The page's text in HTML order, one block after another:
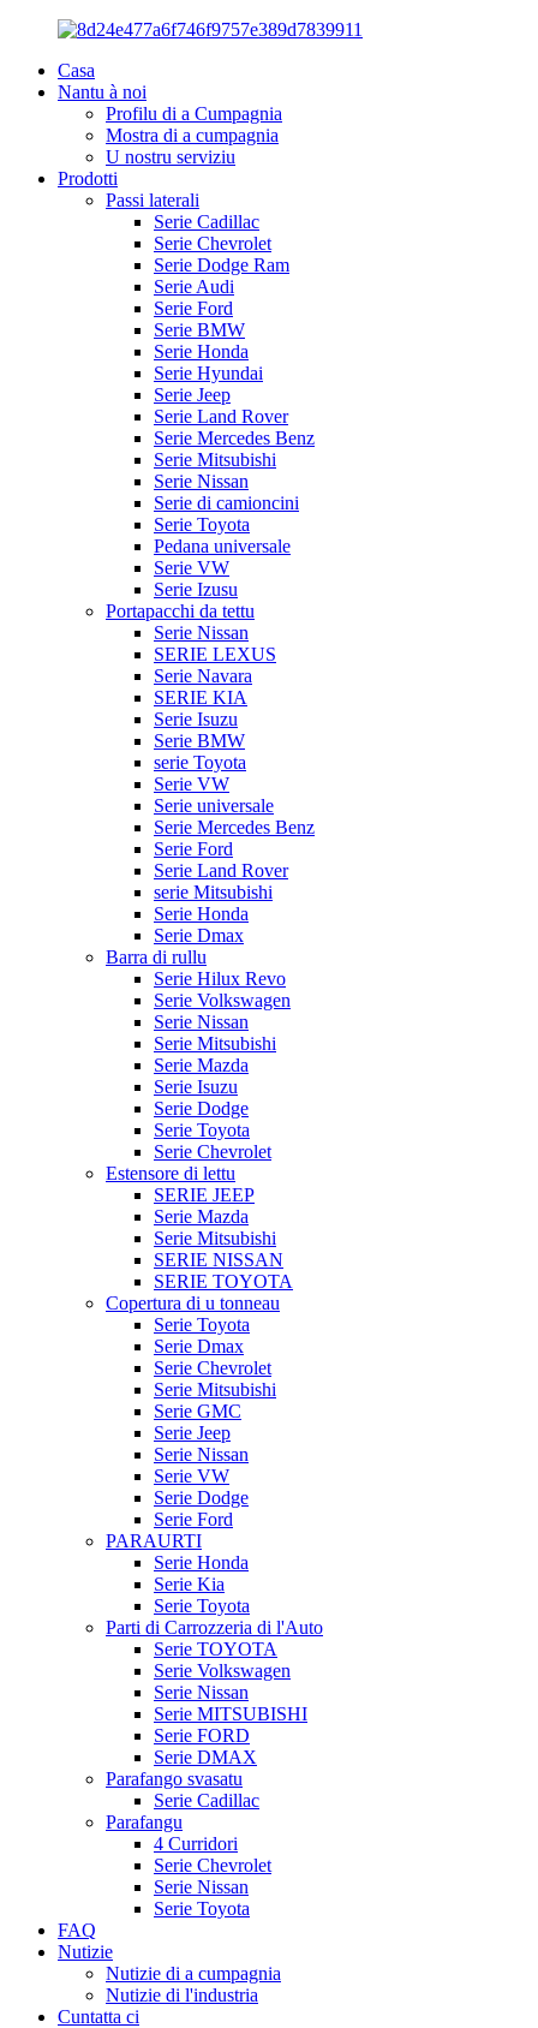
Casa
Nantu à noi
Profilu di a Cumpagnia
Mostra di a cumpagnia
U nostru serviziu
Prodotti
Passi laterali
Serie Cadillac
Serie Chevrolet
Serie Dodge Ram
Serie Audi
Serie Ford
Serie BMW
Serie Honda
Serie Hyundai
Serie Jeep
Serie Land Rover
Serie Mercedes Benz
Serie Mitsubishi
Serie Nissan
Serie di camioncini
Serie Toyota
Pedana universale
Serie VW
Serie Izusu
Portapacchi da tettu
Serie Nissan
SERIE LEXUS
Serie Navara
SERIE KIA
Serie Isuzu
Serie BMW
serie Toyota
Serie VW
Serie universale
Serie Mercedes Benz
Serie Ford
Serie Land Rover
serie Mitsubishi
Serie Honda
Serie Dmax
Barra di rullu
Serie Hilux Revo
Serie Volkswagen
Serie Nissan
Serie Mitsubishi
Serie Mazda
Serie Isuzu
Serie Dodge
Serie Toyota
Serie Chevrolet
Estensore di lettu
SERIE JEEP
Serie Mazda
Serie Mitsubishi
SERIE NISSAN
SERIE TOYOTA
Copertura di u tonneau
Serie Toyota
Serie Dmax
Serie Chevrolet
Serie Mitsubishi
Serie GMC
Serie Jeep
Serie Nissan
Serie VW
Serie Dodge
Serie Ford
PARAURTI
Serie Honda
Serie Kia
Serie Toyota
Parti di Carrozzeria di l'Auto
Serie TOYOTA
Serie Volkswagen
Serie Nissan
Serie MITSUBISHI
Serie FORD
Serie DMAX
Parafango svasatu
Serie Cadillac
Parafangu
4 Curridori
Serie Chevrolet
Serie Nissan
Serie Toyota
FAQ
Nutizie
Nutizie di a cumpagnia
Nutizie di l'industria
Cuntatta ci